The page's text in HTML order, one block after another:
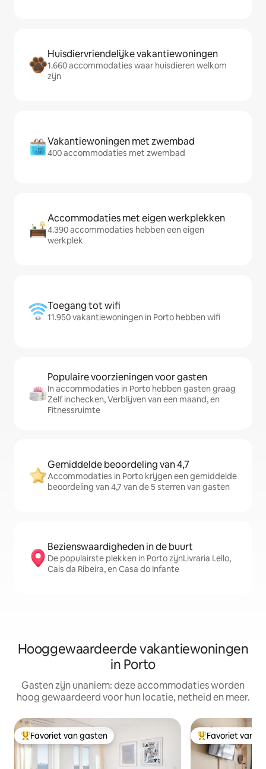
Huisdiervriendelijke vakantiewoningen
1.660 accommodaties waar huisdieren welkom
zijn
Vakantiewoningen met zwembad
400 accommodaties met zwembad
Accommodaties met eigen werkplekken
4.390 accommodaties hebben een eigen
werkplek
Toegang tot wifi
11.950 vakantiewoningen in Porto hebben wifi
Populaire voorzieningen voor gasten
In accommodaties in Porto hebben gasten graag
Zelf inchecken, Verblijven van een maand, en
Fitnessruimte
Gemiddelde beoordeling van 4,7
Accommodaties in Porto krijgen een gemiddelde
beoordeling van 4,7 van de 5 sterren van gasten
Bezienswaardigheden in de buurt
De populairste plekken in Porto zijnLivraria Lello,
Cais da Ribeira, en Casa do Infante
Hooggewaardeerde vakantiewoningen
in Porto
Gasten zijn unaniem: deze accommodaties worden
hoog gewaardeerd voor hun locatie, netheid en meer.
Topfavoriet van gasten
Favoriet van gasten Topfavoriet van
Favoriet van